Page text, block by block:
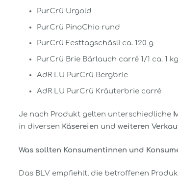
PurCrü Urgold
PurCrü PinoChio rund
PurCrü Festtagschäsli ca. 120 g
PurCrü Brie Bärlauch carré 1/1 ca. 1 kg
AdR LU PurCrü Bergbrie
AdR LU PurCrü Kräuterbrie carré
Je nach Produkt gelten unterschiedliche
in diversen Käsereien und weiteren
Was sollten Konsumentinnen und
Das BLV empfiehlt, die betroffenen